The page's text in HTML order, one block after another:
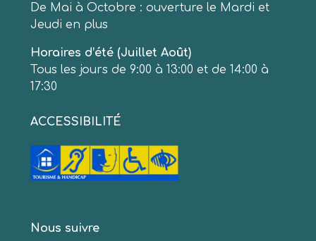
De Mai à Octobre : ouverture le Mardi et
Jeudi en plus
Horaires d’été (Juillet Août)
Tous les jours de 9:00 à 13:00 et de 14:00 à
17:30
ACCESSIBILITÉ
Nous suivre